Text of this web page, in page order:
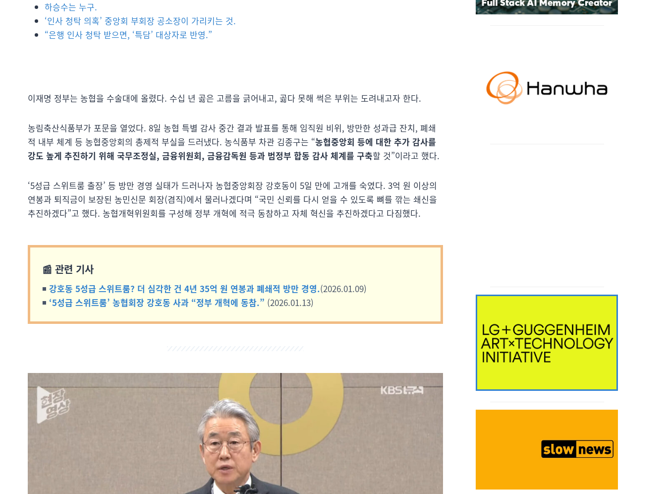
하승수는 누구.
‘인사 청탁 의혹’ 중앙회 부회장 공소장이 가리키는 것.
“은행 인사 청탁 받으면, ‘특담’ 대상자로 반영.”
이재명 정부는 농협을 수술대에 올렸다. 수십 년 곯은 고름을 긁어내고, 곯다 못해 썩은 부위는 도려내고자 한다.
농림축산식품부가 포문을 열었다. 8일 농협 특별 감사 중간 결과 발표를 통해 임직원 비위, 방만한 성과급 잔치, 폐쇄
적 내부 체계 등 농협중앙회의 총제적 부실을 드러냈다. 농식품부 차관 김종구는 “농협중앙회 등에 대한 추가 감사를
강도 높게 추진하기 위해 국무조정실, 금융위원회, 금융감독원 등과 범정부 합동 감사 체계를 구축할 것”이라고 했다.
‘5성급 스위트룸 출장’ 등 방만 경영 실태가 드러나자 농협중앙회장 강호동이 5일 만에 고개를 숙였다. 3억 원 이상의
연봉과 퇴직금이 보장된 농민신문 회장(겸직)에서 물러나겠다며 “국민 신뢰를 다시 얻을 수 있도록 뼈를 깎는 쇄신을
추진하겠다”고 했다. 농협개혁위원회를 구성해 정부 개혁에 적극 동참하고 자체 혁신을 추진하겠다고 다짐했다.
📰 관련 기사
◾ 강호동 5성급 스위트룸? 더 심각한 건 4년 35억 원 연봉과 폐쇄적 방만 경영.(2026.01.09)
◾ ‘5성급 스위트룸’ 농협회장 강호동 사과 “정부 개혁에 동참.” (2026.01.13)